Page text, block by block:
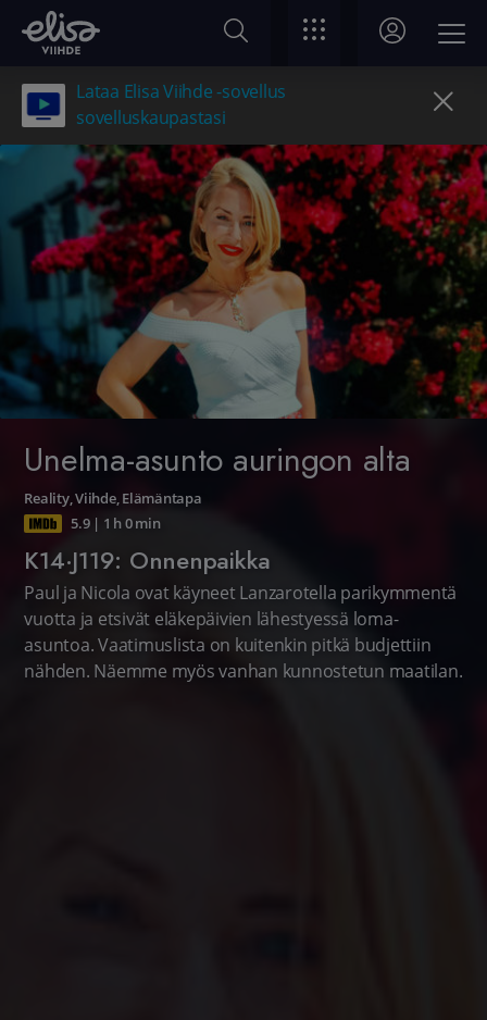
Lataa Elisa Viihde -sovellus
sovelluskaupastasi
Unelma-asunto auringon alta
Reality,Viihde,Elämäntapa
5.9| 1 h 0 min
K14·J119: Onnenpaikka
Paul ja Nicola ovat käyneet Lanzarotella parikymmentä
vuotta ja etsivät eläkepäivien lähestyessä loma-
asuntoa. Vaatimuslista on kuitenkin pitkä budjettiin
nähden. Näemme myös vanhan kunnostetun maatilan.